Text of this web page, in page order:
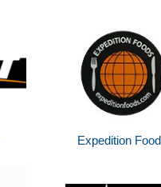
Expedition